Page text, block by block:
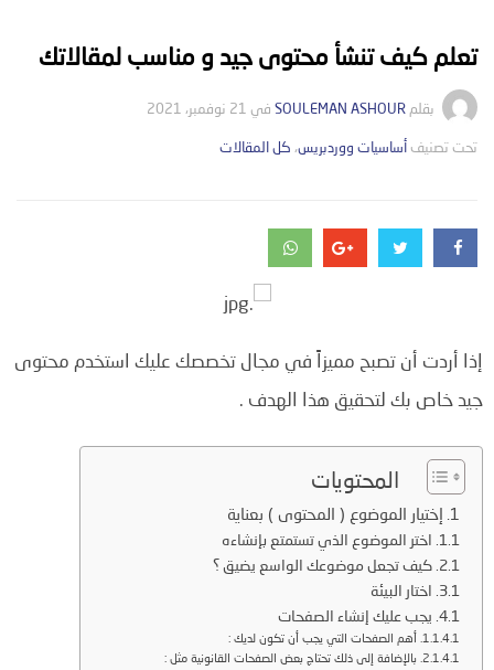
تعلم كيف تنشأ محتوى جيد و مناسب لمقالاتك
بقلم SOULEMAN ASHOUR في 21 نوفمبر، 2021
تحت تصنيف التصانيف
أساسيات ووردبريس، كل المقالات
إذا أردت أن تصبح مميزاً في مجال تخصصك عليك استخدم محتوى
جيد خاص بك لتحقيق هذا الهدف .
المحتويات
إختيار الموضوع ( المحتوى ) بعناية
اختر الموضوع الذي تستمتع بإنشاءه
كيف تجعل موضوعك الواسع يضيق ؟
اختار البيئة
يجب عليك إنشاء الصفحات
أهم الصفحات التي يجب أن تكون لديك :
بالإضافة إلى ذلك تحتاج بعض الصفحات القانونية مثل :